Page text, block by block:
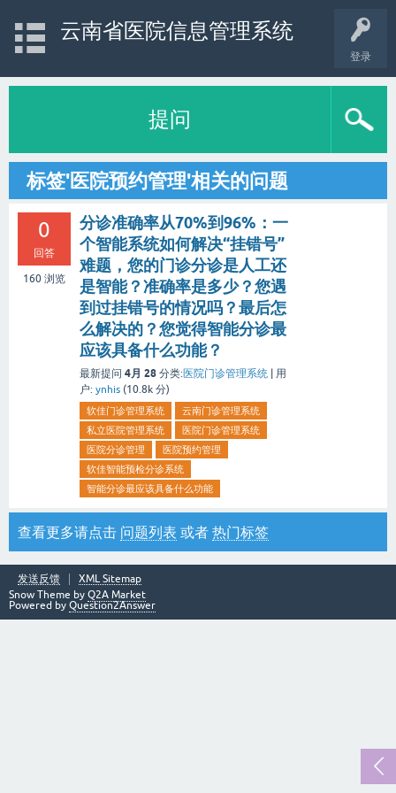
登录
云南省医院信息管理系统
提问
标签'医院预约管理'相关的问题
0
回答
160 浏览
分诊准确率从70%到96%：一
个智能系统如何解决“挂错号”
难题，您的门诊分诊是人工还
是智能？准确率是多少？您遇
到过挂错号的情况吗？最后怎
么解决的？您觉得智能分诊最
应该具备什么功能？
最新提问 4月 28 分类:医院门诊管理系统
用
户: ynhis (10.8k 分)
软佳门诊管理系统
云南门诊管理系统
私立医院管理系统
医院门诊管理系统
医院分诊管理
医院预约管理
软佳智能预检分诊系统
智能分诊最应该具备什么功能
查看更多请点击 问题列表 或者 热门标签
发送反馈
XML Sitemap
Snow Theme by Q2A Market
Powered by Question2Answer